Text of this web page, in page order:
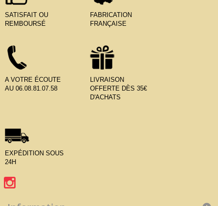
SATISFAIT OU
REMBOURSÉ
FABRICATION
FRANÇAISE
A VOTRE ÉCOUTE
AU 06.08.81.07.58
LIVRAISON
OFFERTE DÈS 35€
D'ACHATS
EXPÉDITION SOUS
24H